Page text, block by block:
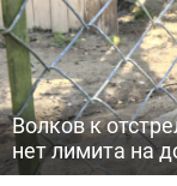
Волков к
нет лимита на